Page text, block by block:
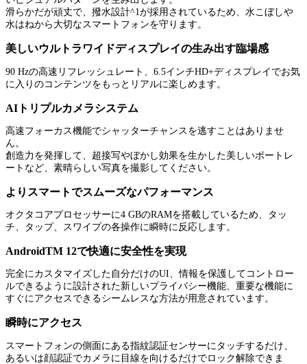
滑らかだが頑丈で、撥水設計^1が採用されているため、水こぼしや
水はねから大切なスマートフォンを守ります。
美しいウルトラワイドディスプレイの生み出す臨場感
90 Hzの高速リフレッシュレート、6.5インチHD+ディスプレイでお気
に入りのコンテンツをもっとリアルに楽しめます。
AIトリプルカメラシステム
高速フォーカス機能でシャッターチャンスを逃すことはありませ
ん。
創造力を発揮して、超接写やぼかし効果を生かした美しいポートレ
ートなど、素晴らしい写真を撮影してください。
よりスマートでスムーズなパフォーマンス
オクタコアプロセッサーに4 GBのRAMを搭載しているため、タッ
チ、タップ、スワイプの各操作に瞬時に反応します。
AndroidTM 12で快適に安全性を実現
完全にカスタマイズした自分だけのUI、情報を保護してコントロー
ルできるように設計された新しいプライバシー機能、重要な機能に
すぐにアクセスできるシームレスな方法が用意されています。
瞬時にアクセス
スマートフォンの側面にある指紋認証センサーにタッチするだけ、
あるいは顔認証でカメラに目線を向けるだけでロック解除できま